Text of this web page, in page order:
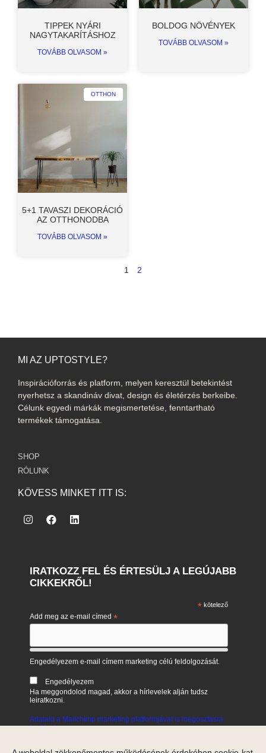
TIPPEK NYÁRI
NAGYTAKARÍTÁSHOZ
TOVÁBB OLVASOM »
BOLDOG NÖVÉNYEK
TOVÁBB OLVASOM »
OTTHON
5+1 TAVASZI DEKORÁCIÓ
AZ OTTHONODBA
TOVÁBB OLVASOM »
1 2
MI AZ UPTOSTYLE?
Inspirációforrás és platform, melyen keresztül betekintést
nyerhetsz a skandináv divat, design és életérzés berkeibe.
Célunk egyedi márkák megismertetése, fenntartható
termékek támogatása.
SHOP
RÓLUNK
KÖVESS MINKET ITT IS:
IRATKOZZ FEL ÉS ÉRTESÜLJ A LEGÚJABB
CIKKEKRŐL!
* kötelező
Add meg az e-mail címed *
Engedélyezem e-mail címem marketing célú feldolgozását.
Engedélyezem
Ha meggondolod magad, akkor a hírlevelek alján tudsz
leiratkozni.
Adataid a Mailchimp marketing platformjával is megosztásra
kerülnek.